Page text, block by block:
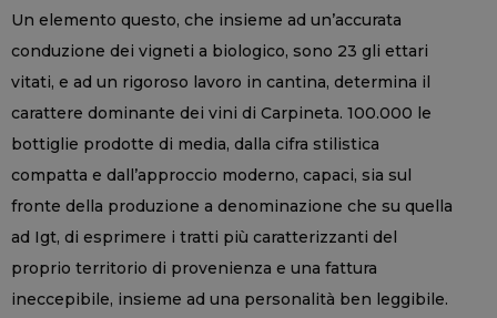
Un elemento questo, che insieme ad un’accurata
conduzione dei vigneti a biologico, sono 23 gli ettari
vitati, e ad un rigoroso lavoro in cantina, determina il
carattere dominante dei vini di Carpineta. 100.000 le
bottiglie prodotte di media, dalla cifra stilistica
compatta e dall’approccio moderno, capaci, sia sul
fronte della produzione a denominazione che su quella
ad Igt, di esprimere i tratti più caratterizzanti del
proprio territorio di provenienza e una fattura
ineccepibile, insieme ad una personalità ben leggibile.